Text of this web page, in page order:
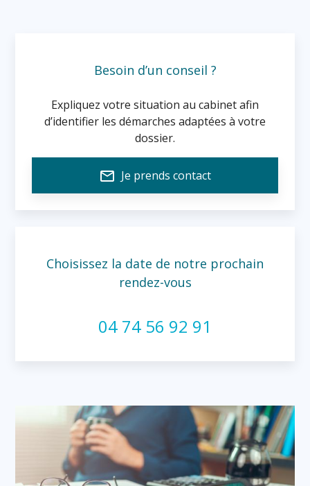
Besoin d’un conseil ?
Expliquez votre situation au cabinet afin
d’identifier les démarches adaptées à votre
dossier.
mail_outline Je prends contact
Choisissez la date de notre prochain
rendez-vous
04 74 56 92 91